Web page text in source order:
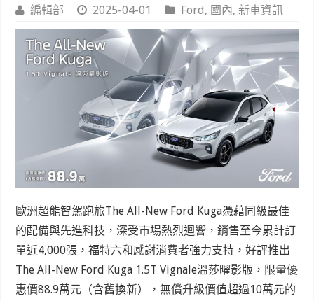
編輯部 2025-04-01 Ford, 國內,新車資訊
歐洲超能智駕跑旅The All-New Ford Kuga憑藉同級最佳
的配備與先進科技，深受市場熱烈迴響，銷售至今累計訂
單近4,000張，福特六和感謝消費者強力支持，好評推出
The All-New Ford Kuga 1.5T Vignale溫莎曜影版，限量優
惠價88.9萬元（含舊換新），無償升級價值超過10萬元的